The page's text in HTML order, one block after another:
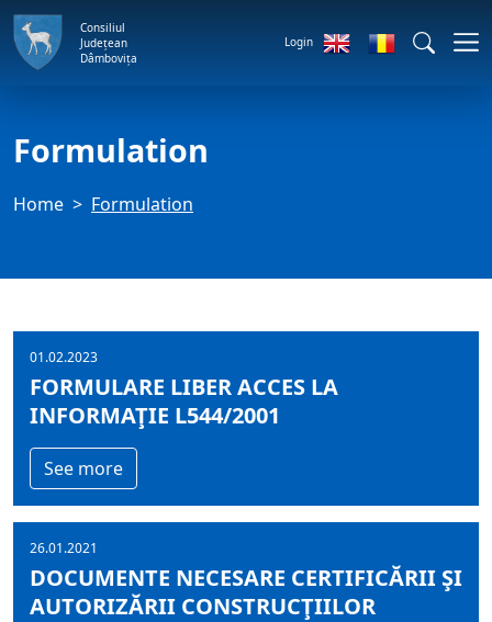
Consiliul
Județean
Dâmbovița
Login
Formulation
Home Formulation
01.02.2023
FORMULARE LIBER ACCES LA
INFORMAŢIE L544/2001
See more
26.01.2021
DOCUMENTE NECESARE CERTIFICĂRII ŞI
AUTORIZĂRII CONSTRUCŢIILOR